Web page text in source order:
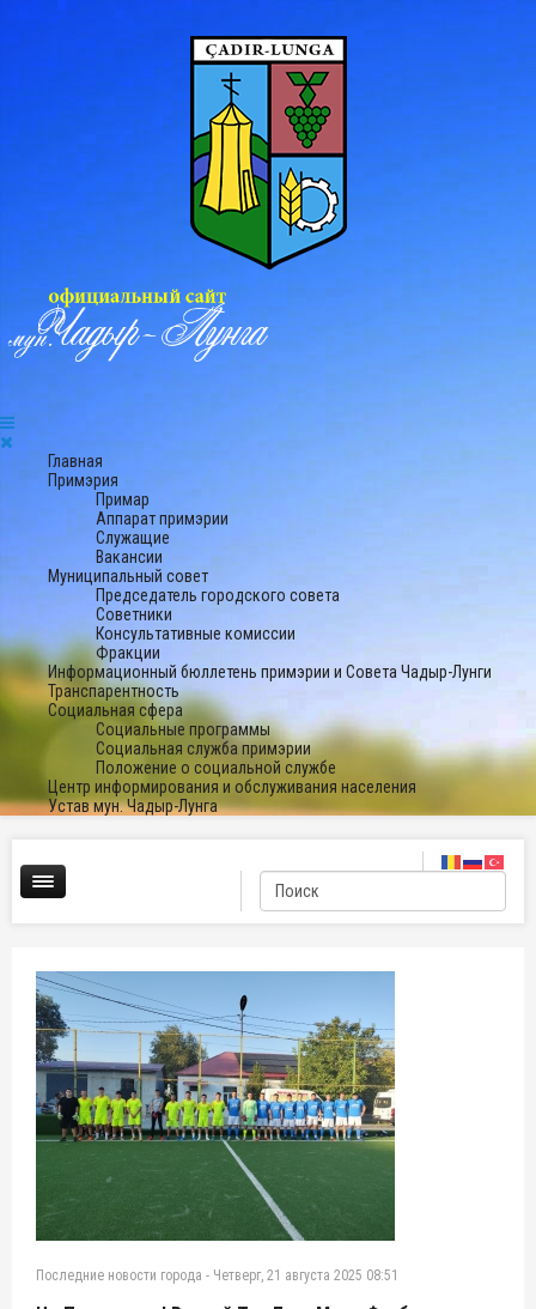
Главная
Примэрия
Примар
Аппарат примэрии
Служащие
Вакансии
Муниципальный совет
Председатель городского совета
Советники
Консультативные комиссии
Фракции
Информационный бюллетень примэрии и Совета Чадыр-Лунги
Транспарентность
Социальная сфера
Социальные программы
Социальная служба примэрии
Положение о социальной службе
Центр информирования и обслуживания населения
Устав мун. Чадыр-Лунга
Последние новости города - Четверг, 21 августа 2025 08:51